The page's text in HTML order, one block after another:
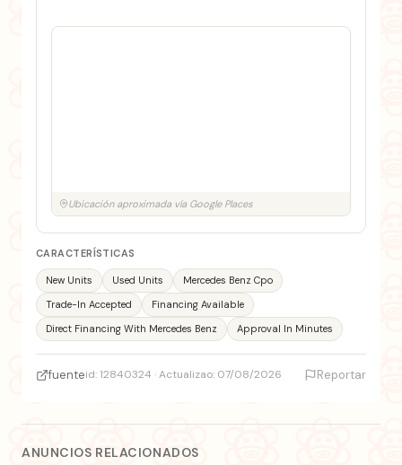
Ubicación aproximada vía Google Places
CARACTERÍSTICAS
New Units Used Units
Mercedes Benz Cpo
Trade-In Accepted
Financing Available
Direct Financing With Mercedes Benz
Approval In Minutes
fuenteid: 12840324 · Actualizao: 07/08/2026 Reportar
ANUNCIOS RELACIONADOS